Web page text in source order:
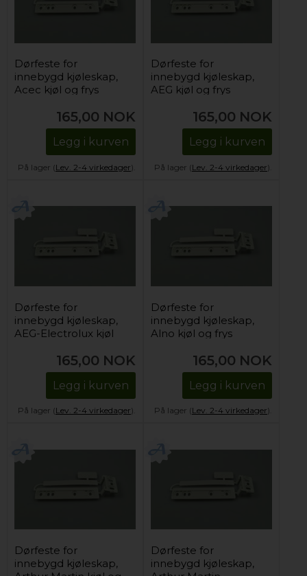
Dørfeste for
innebygd kjøleskap,
Acec kjøl og frys
165,00 NOK
Legg i kurven
På lager (Lev. 2-4 virkedager).
Dørfeste for
innebygd kjøleskap,
AEG kjøl og frys
165,00 NOK
Legg i kurven
På lager (Lev. 2-4 virkedager).
Dørfeste for
innebygd kjøleskap,
AEG-Electrolux kjøl
165,00 NOK
Legg i kurven
På lager (Lev. 2-4 virkedager).
Dørfeste for
innebygd kjøleskap,
Alno kjøl og frys
165,00 NOK
Legg i kurven
På lager (Lev. 2-4 virkedager).
Dørfeste for
innebygd kjøleskap,
Dørfeste for
innebygd kjøleskap,